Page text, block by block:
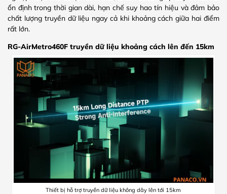
ổn định trong thời gian dài, hạn chế suy hao tín hiệu và đảm bảo
chất lượng truyền dữ liệu ngay cả khi khoảng cách giữa hai điểm
rất lớn.
RG-AirMetro460F truyền dữ liệu khoảng cách lên đến 15km
Thiết bị hỗ trợ truyền dữ liệu không dây lên tới 15km